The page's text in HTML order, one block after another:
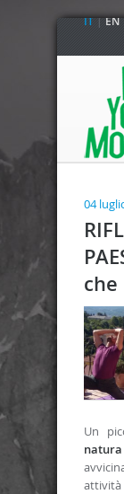
IT|EN
04
Un
natura